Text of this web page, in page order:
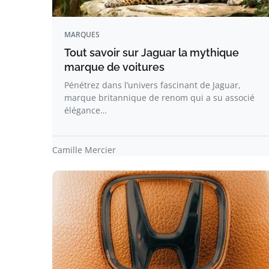
MARQUES
Tout savoir sur Jaguar la mythique
marque de voitures
Pénétrez dans l’univers fascinant de Jaguar,
marque britannique de renom qui a su associé
élégance…
Camille Mercier